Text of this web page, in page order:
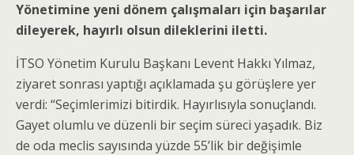
Yönetimine yeni dönem çalışmaları için başarılar
dileyerek, hayırlı olsun dileklerini iletti.
İTSO Yönetim Kurulu Başkanı Levent Hakkı Yılmaz,
ziyaret sonrası yaptığı açıklamada şu görüşlere yer
verdi: “Seçimlerimizi bitirdik. Hayırlısıyla sonuçlandı.
Gayet olumlu ve düzenli bir seçim süreci yaşadık. Biz
de oda meclis sayısında yüzde 55’lik bir değişimle